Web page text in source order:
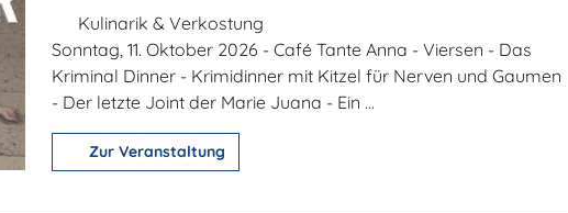
Kulinarik & Verkostung
Sonntag, 11. Oktober 2026 - Café Tante Anna - Viersen - Das
Kriminal Dinner - Krimidinner mit Kitzel für Nerven und Gaumen
- Der letzte Joint der Marie Juana - Ein ...
Zur Veranstaltung